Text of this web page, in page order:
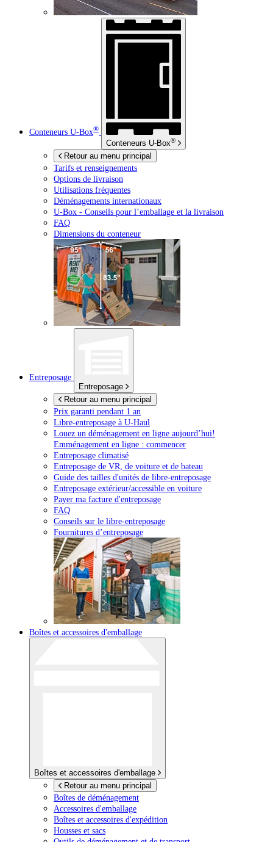
Conteneurs U-Box®
Conteneurs U-Box®
Retour au menu principal
Tarifs et renseignements
Options de livraison
Utilisations fréquentes
Déménagements internationaux
U-Box - Conseils pour l’emballage et la livraison
FAQ
Dimensions du conteneur
Entreposage
Entreposage
Retour au menu principal
Prix garanti pendant 1 an
Libre-entreposage à U-Haul
Louez un déménagement en ligne aujourd’hui!
Emménagement en ligne : commencer
Entreposage climatisé
Entreposage de VR, de voiture et de bateau
Guide des tailles d'unités de libre-entreposage
Entreposage extérieur/accessible en voiture
Payer ma facture d'entreposage
FAQ
Conseils sur le libre-entreposage
Fournitures d’entreposage
Boîtes et accessoires d'emballage
Boîtes et accessoires d'emballage
Retour au menu principal
Boîtes de déménagement
Accessoires d'emballage
Boîtes et accessoires d'expédition
Housses et sacs